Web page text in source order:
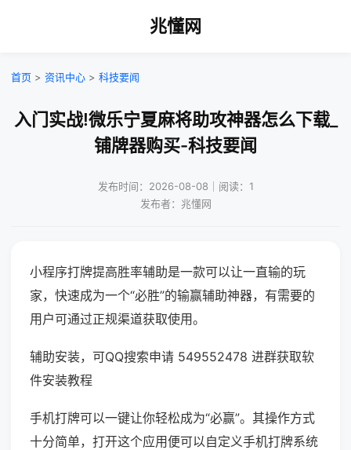
兆懂网
首页 > 资讯中心 > 科技要闻
入门实战!微乐宁夏麻将助攻神器怎么下载_
铺牌器购买-科技要闻
发布时间：2026-08-08｜阅读：1
发布者：兆懂网
小程序打牌提高胜率辅助是一款可以让一直输的玩
家，快速成为一个“必胜”的输赢辅助神器，有需要的
用户可通过正规渠道获取使用。
辅助安装，可QQ搜索申请 549552478 进群获取软
件安装教程
手机打牌可以一键让你轻松成为“必赢”。其操作方式
十分简单，打开这个应用便可以自定义手机打牌系统